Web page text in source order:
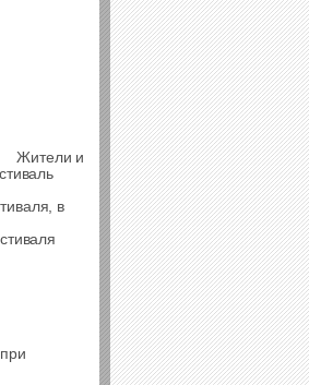
Жители и
в